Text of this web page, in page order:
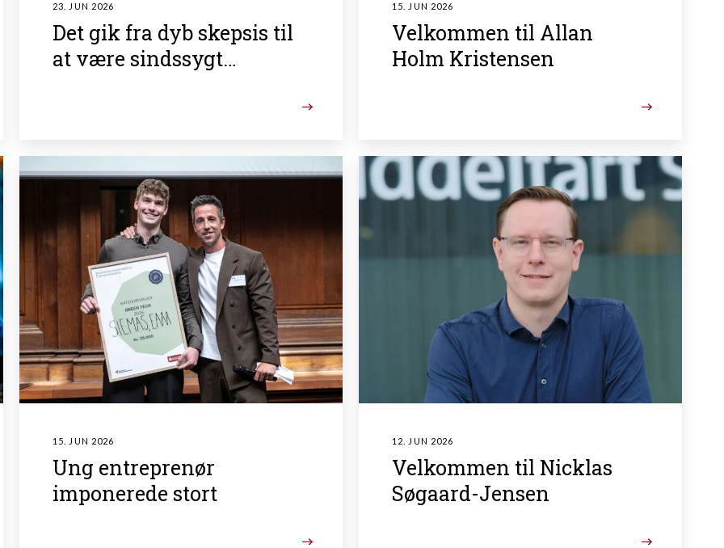
23. JUN 2026
Det gik fra dyb skepsis til
at være sindssygt
15. JUN 2026
Velkommen til Allan
Holm Kristensen
15. JUN 2026
Ung entreprenør
imponerede stort
12. JUN 2026
Velkommen til Nicklas
Søgaard-Jensen